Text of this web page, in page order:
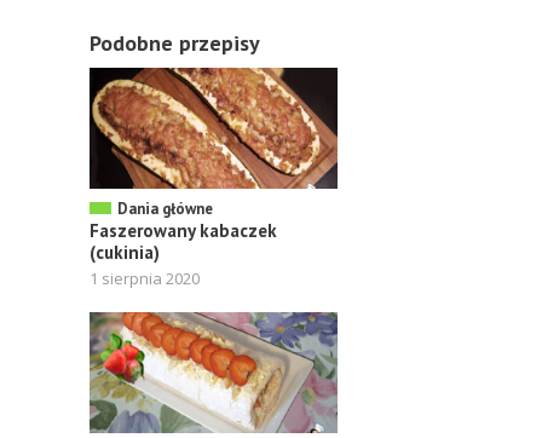
Podobne przepisy
Dania główne
Faszerowany kabaczek
(cukinia)
1 sierpnia 2020